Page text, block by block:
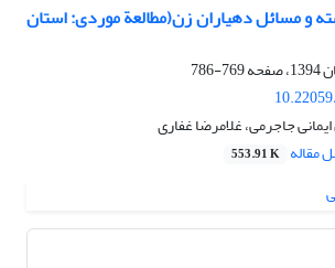
و مسائل دهیاران زن(مطالعة ‌‌موردی: استان
769-786
جاجرمی، غلامرضا غفاری
مقاله 553.91 K